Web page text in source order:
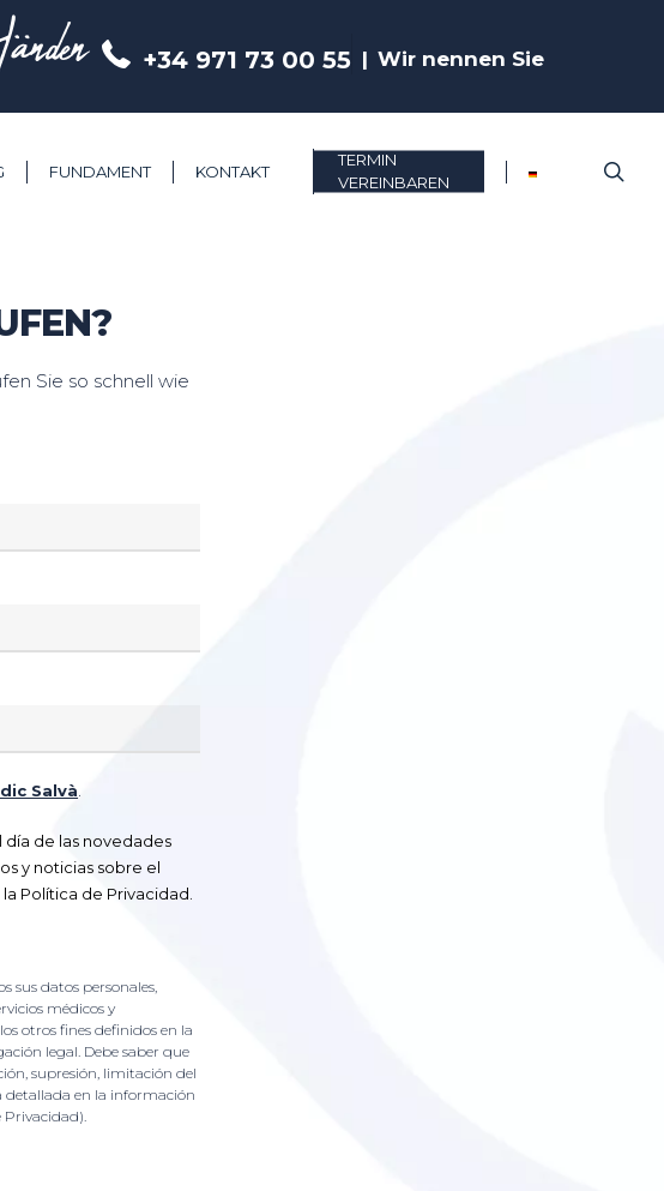
Wir nennen Sie
+34 971 73 00 55
FUNDAMENT KONTAKT
TERMIN
VEREINBAREN
Sie so schnell wie
Salvà
de las novedades
y noticias sobre el
Política de Privacidad.
sus datos personales,
médicos y
otros fines definidos en la
legal. Debe saber que
supresión, limitación del
detallada en la información
Privacidad).